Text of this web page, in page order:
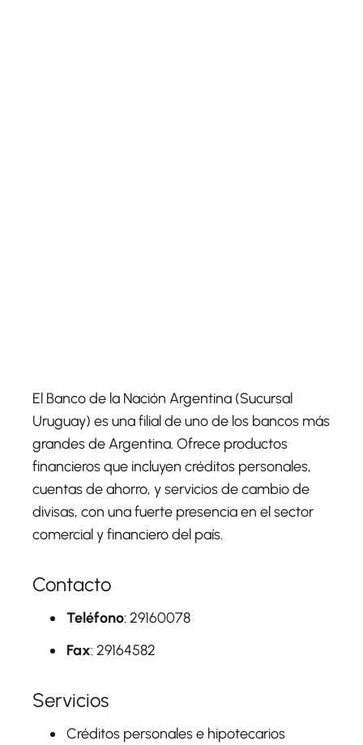
El Banco de la Nación Argentina (Sucursal
Uruguay) es una filial de uno de los bancos más
grandes de Argentina. Ofrece productos
financieros que incluyen créditos personales,
cuentas de ahorro, y servicios de cambio de
divisas, con una fuerte presencia en el sector
comercial y financiero del país.
Contacto
Teléfono: 29160078
Fax: 29164582
Servicios
Créditos personales e hipotecarios